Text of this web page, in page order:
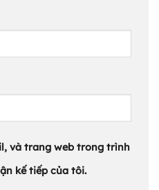
và trang web trong trình
kế tiếp của tôi.